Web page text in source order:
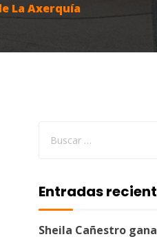
La Axerquía
Entradas
Sheila Cañestro